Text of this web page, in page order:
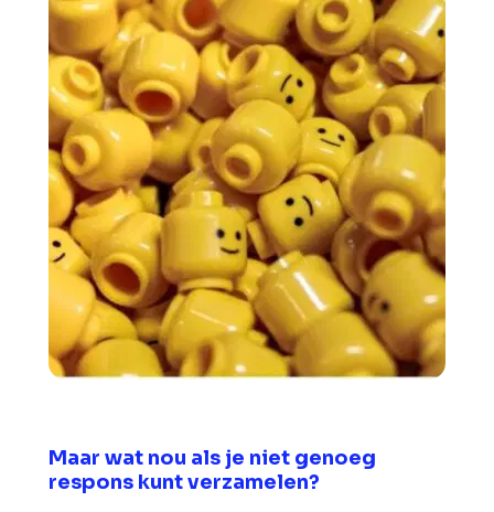
Maar wat nou als je niet genoeg
respons kunt verzamelen?